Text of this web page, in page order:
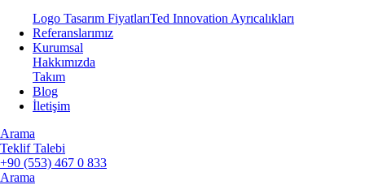
Logo Tasarım FiyatlarıTed Innovation Ayrıcalıkları
Referanslarımız
Kurumsal
Hakkımızda
Takım
Blog
İletişim
Arama
Teklif Talebi
+90 (553) 467 0 833
Arama